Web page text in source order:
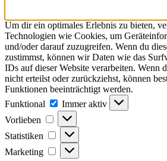
Um dir ein optimales Erlebnis zu bieten,
Technologien wie Cookies, um
und/oder darauf zuzugreifen. Wenn du
zustimmst, können wir Daten wie das
IDs auf dieser Website verarbeiten. Wenn
nicht erteilst oder zurückziehst, können
Funktionen beeinträchtigt werden.
Funktional
Funktional
Immer aktiv
Vorlieben
Vorlieben
Statistiken Statistiken
Marketing Marketing